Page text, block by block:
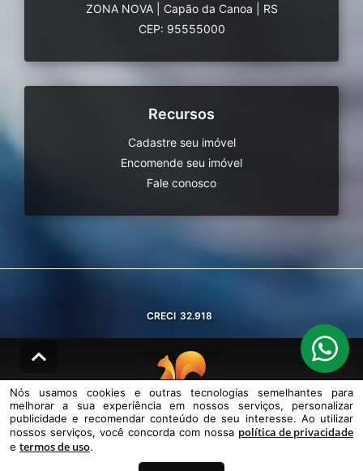
ZONA NOVA
Capão da Canoa
RS
CEP: 95555000
Recursos
Cadastre seu imóvel
Encomende seu imóvel
Fale conosco
CRECI 32.918
© DESENVOLVIDO PELAAGIL.NET
Nós usamos cookies e outras tecnologias semelhantes para melhorar a
sua experiência em nossos serviços, personalizar publicidade e
Nós usamos cookies e outras tecnologias semelhantes para
melhorar a sua experiência em nossos serviços, personalizar
publicidade e recomendar conteúdo de seu interesse. Ao utilizar
nossos serviços, você concorda com nossa política de privacidade
e termos de uso.